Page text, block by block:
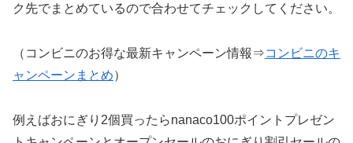
ク先でまとめているので合わせてチェックしてください。
（コンビニのお得な最新キャンペーン情報⇒コンビニのキ
ャンペーンまとめ）
例えばおにぎり2個買ったらnanaco100ポイントプレゼン